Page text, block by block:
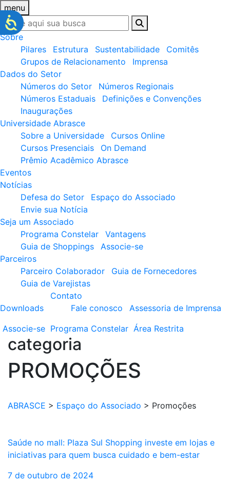
menu
Sobre
Pilares
Estrutura Sustentabilidade
Comitês
Grupos de Relacionamento
Imprensa
Dados do Setor
Números do Setor
Números Regionais
Números Estaduais
Definições e Convenções
Inaugurações
Universidade Abrasce
Sobre a Universidade
Cursos Online
Cursos Presenciais
On Demand
Prêmio Acadêmico Abrasce
Eventos
Notícias
Defesa do Setor
Espaço do Associado
Envie sua Notícia
Seja um Associado
Programa Constelar
Vantagens
Guia de Shoppings
Associe-se
Parceiros
Parceiro Colaborador
Guia de Fornecedores
Guia de Varejistas
Downloads
Contato
Fale conosco
Assessoria de Imprensa
Associe-se Programa Constelar Área Restrita
categoria
PROMOÇÕES
ABRASCE > Espaço do Associado > Promoções
Saúde no mall: Plaza Sul Shopping investe em lojas e
iniciativas para quem busca cuidado e bem-estar
7 de outubro de 2024